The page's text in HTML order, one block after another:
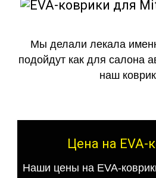
Мы делали лекала
подойдут как для салона
наш
Цена на EVA-
Наши цены на EVA-